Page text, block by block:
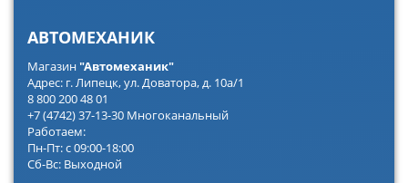
АВТОМЕХАНИК
Магазин"Автомеханик"
Адрес: г. Липецк, ул. Доватора, д. 10а/1
8 800 200 48 01
+7 (4742) 37-13-30 Многоканальный
Работаем:
Пн-Пт: с 09:00-18:00
Сб-Вс: Выходной